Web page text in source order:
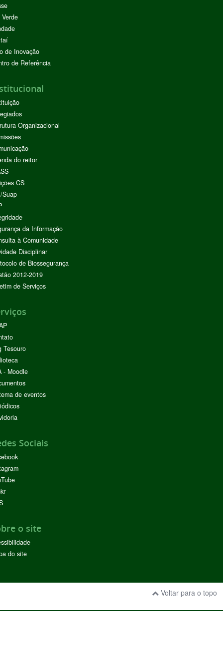
de Inovação
de Referência
Organizacional
do reitor
CS
Suap
da Informação
à Comunidade
Disciplinar
de Biossegurança
2012-2019
de Serviços
Tesouro
- Moodle
de eventos
Sociais
o site
do site
Voltar para o topo